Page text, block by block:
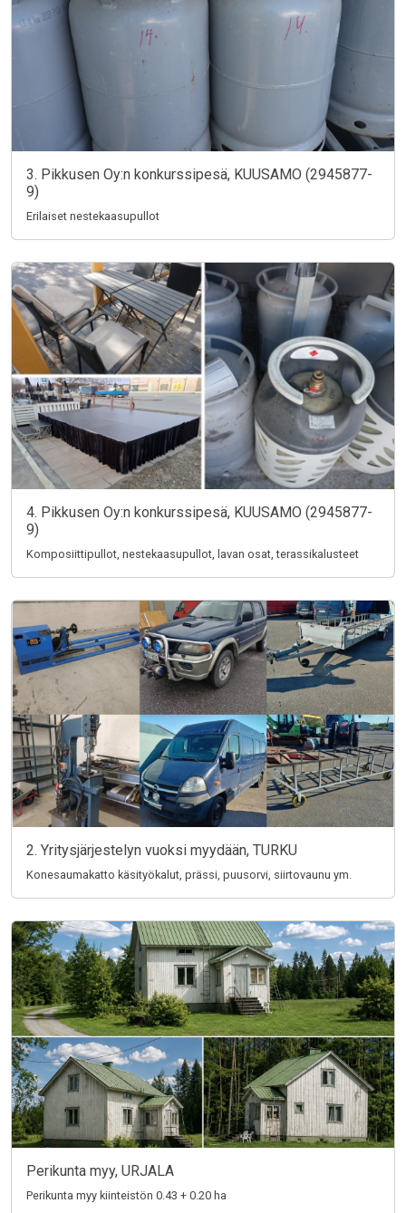
3. Pikkusen Oy:n konkurssipesä, KUUSAMO (2945877-
9)
Erilaiset nestekaasupullot
4. Pikkusen Oy:n konkurssipesä, KUUSAMO (2945877-
9)
Komposiittipullot, nestekaasupullot, lavan osat, terassikalusteet
2. Yritysjärjestelyn vuoksi myydään, TURKU
Konesaumakatto käsityökalut, prässi, puusorvi, siirtovaunu ym.
Perikunta myy, URJALA
Perikunta myy kiinteistön 0.43 + 0.20 ha